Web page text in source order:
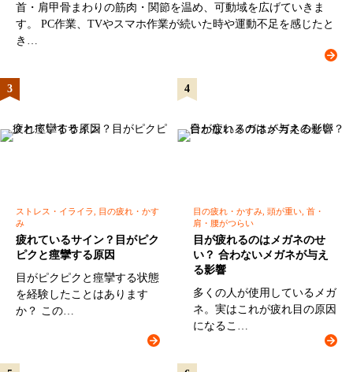
首・肩甲骨まわりの筋肉・関節を温め、可動域を広げていきま
す。 PC作業、TVやスマホ作業が続いた時や運動不足を感じたと
き…
ストレス・イライラ, 目の疲れ・かす
み
疲れているサイン？目がピク
ピクと痙攣する原因
目がピクピクと痙攣する状態
を経験したことはあります
か？ この…
目の疲れ・かすみ, 頭が重い, 首・
肩・腰がつらい
目が疲れるのはメガネのせ
い？ 合わないメガネが与え
る影響
多くの人が使用しているメガ
ネ。実はこれが疲れ目の原因
になるこ…